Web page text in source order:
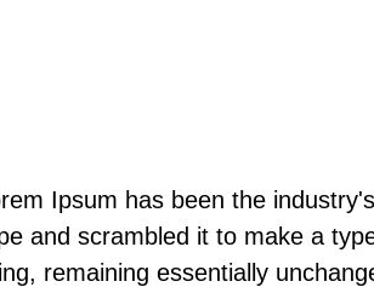
Ipsum has been the
and scrambled it to make a
remaining essentially